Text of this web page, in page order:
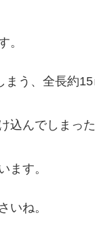
。
まう、全長約
込んでしまっ
ます。
いね。